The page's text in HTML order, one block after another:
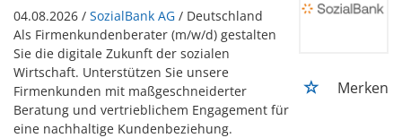
04.08.2026 / SozialBank AG / Deutschland
Als Firmenkundenberater (m/w/d) gestalten
Sie die digitale Zukunft der sozialen
Wirtschaft. Unterstützen Sie unsere
Firmenkunden mit maßgeschneiderter
Beratung und vertrieblichem Engagement für
eine nachhaltige Kundenbeziehung.
Merken